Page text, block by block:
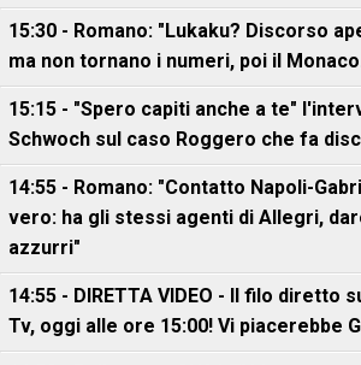
15:30 - Romano: "Lukaku? Discorso
ma non tornano i numeri, poi il
15:15 - "Spero capiti anche a te"
Schwoch sul caso Roggero che fa
14:55 - Romano: "Contatto Napoli-
vero: ha gli stessi agenti di Allegri,
azzurri"
14:55 - DIRETTA VIDEO - Il filo diretto
Tv, oggi alle ore 15:00! Vi piacerebbe